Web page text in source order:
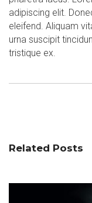
adipiscing elit.
eleifend. Aliquam
urna suscipit
tristique ex.
Related Posts